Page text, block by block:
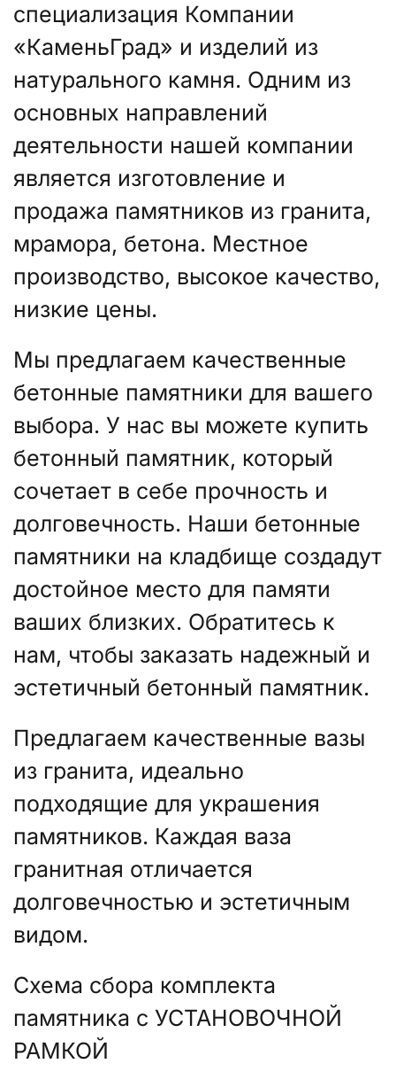
специализация Компании
«КаменьГрад» и изделий из
натурального камня. Одним из
основных направлений
деятельности нашей компании
является изготовление и
продажа памятников из гранита,
мрамора, бетона. Местное
производство, высокое качество,
низкие цены.
Мы предлагаем качественные
бетонные памятники для вашего
выбора. У нас вы можете купить
бетонный памятник, который
сочетает в себе прочность и
долговечность. Наши бетонные
памятники на кладбище создадут
достойное место для памяти
ваших близких. Обратитесь к
нам, чтобы заказать надежный и
эстетичный бетонный памятник.
Предлагаем качественные вазы
из гранита, идеально
подходящие для украшения
памятников. Каждая ваза
гранитная отличается
долговечностью и эстетичным
видом.
Схема сбора комплекта
памятника с УСТАНОВОЧНОЙ
РАМКОЙ